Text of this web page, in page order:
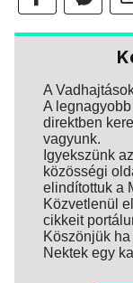
A
A
direktben
vagyunk.
Igyekszünk
közösségi
elindítottuk a
Közvetlenül
cikkeit
Köszönjük
Nektek egy